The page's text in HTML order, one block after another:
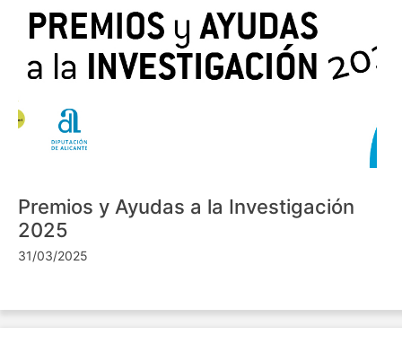
Premios y Ayudas a la Investigación
2025
31/03/2025